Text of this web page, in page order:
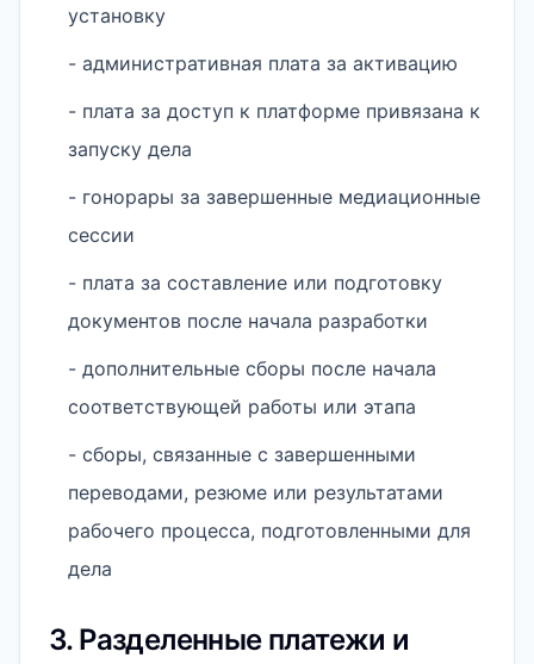
установку
- административная плата за активацию
- плата за доступ к платформе привязана к
запуску дела
- гонорары за завершенные медиационные
сессии
- плата за составление или подготовку
документов после начала разработки
- дополнительные сборы после начала
соответствующей работы или этапа
- сборы, связанные с завершенными
переводами, резюме или результатами
рабочего процесса, подготовленными для
дела
3. Разделенные платежи и